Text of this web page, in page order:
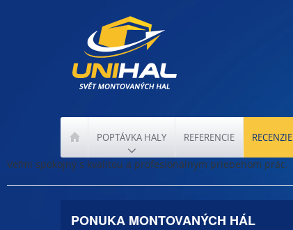
POPTÁVKA HALY REFERENCIE RECENZIE
Veľmi spokojný s kvalitou a profesionálnym priebehom prác.
PONUKA MONTOVANÝCH HÁL